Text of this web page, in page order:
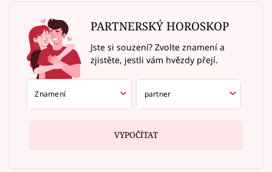
PARTNERSKÝ HOROSKOP
Jste si souzení? Zvolte znamení a
zjistěte, jestli vám hvězdy přejí.
VYPOČÍTAT